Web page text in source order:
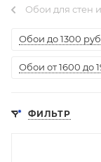
Обои для стен
Обои до 1300 руб.
Обои от 1600 до
ФИЛЬТР